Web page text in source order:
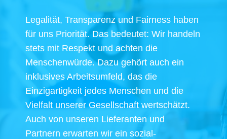
Legalität, Transparenz und Fairness haben
für uns Priorität. Das bedeutet: Wir handeln
stets mit Respekt und achten die
Menschenwürde. Dazu gehört auch ein
inklusives Arbeitsumfeld, das die
Einzigartigkeit jedes Menschen und die
Vielfalt unserer Gesellschaft wertschätzt.
Auch von unseren Lieferanten und
Partnern erwarten wir ein sozial-